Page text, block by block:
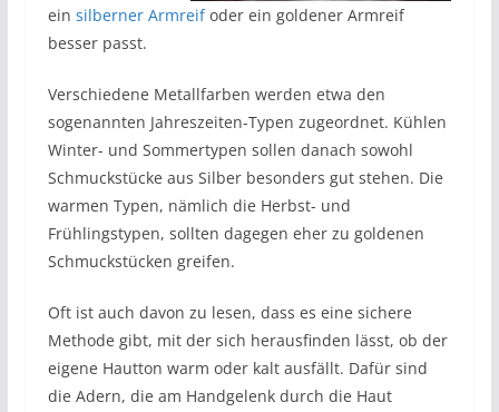
ein silberner Armreifoder ein goldener Armreif
besser passt.
Verschiedene Metallfarben werden etwa den
sogenannten Jahreszeiten-Typen zugeordnet. Kühlen
Winter- und Sommertypen sollen danach sowohl
Schmuckstücke aus Silber besonders gut stehen. Die
warmen Typen, nämlich die Herbst- und
Frühlingstypen, sollten dagegen eher zu goldenen
Schmuckstücken greifen.
Oft ist auch davon zu lesen, dass es eine sichere
Methode gibt, mit der sich herausfinden lässt, ob der
eigene Hautton warm oder kalt ausfällt. Dafür sind
die Adern, die am Handgelenk durch die Haut